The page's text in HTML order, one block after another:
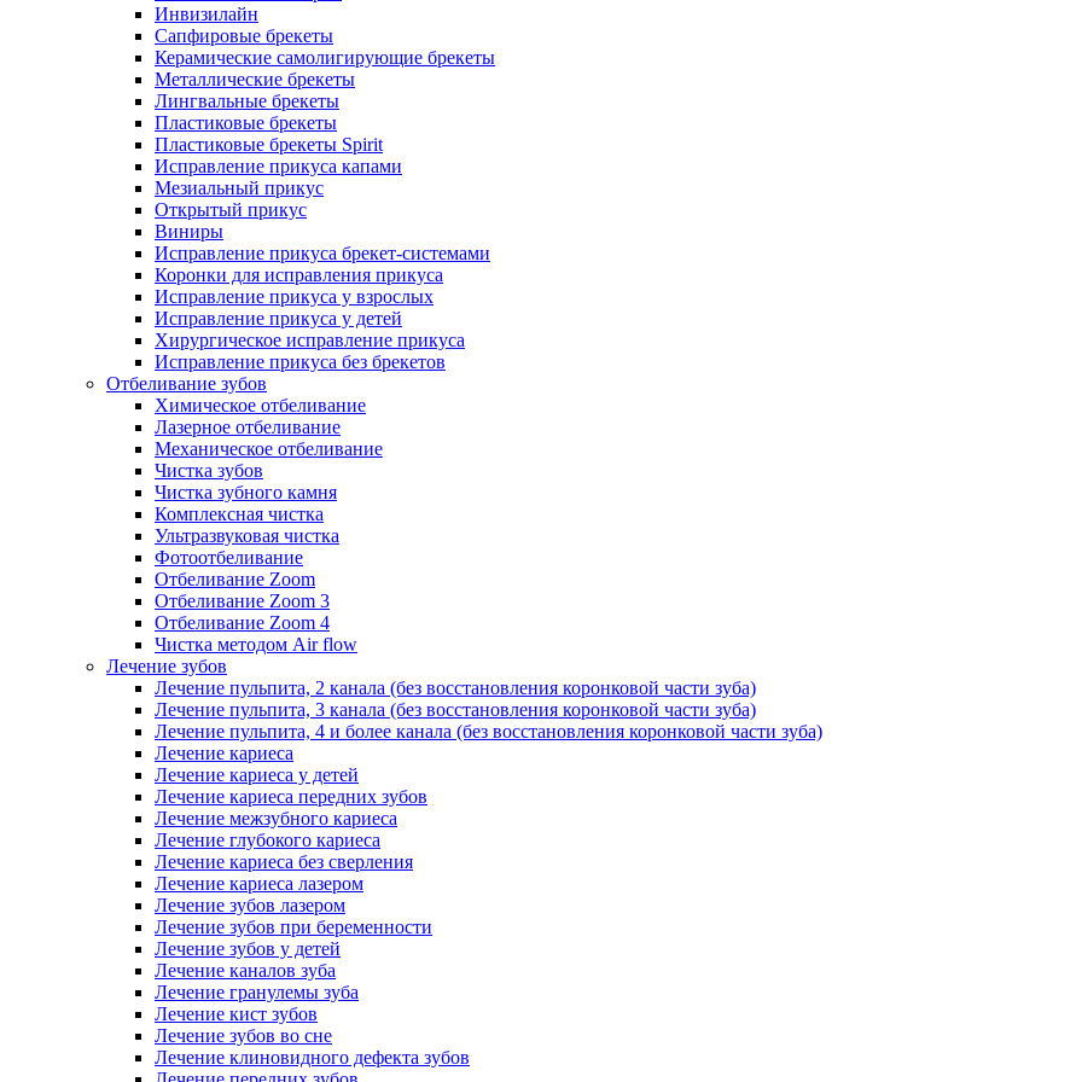
Инвизилайн
Сапфировые брекеты
Керамические самолигирующие брекеты
Металлические брекеты
Лингвальные брекеты
Пластиковые брекеты
Пластиковые брекеты Spirit
Исправление прикуса капами
Мезиальный прикус
Открытый прикус
Виниры
Исправление прикуса брекет-системами
Коронки для исправления прикуса
Исправление прикуса у взрослых
Исправление прикуса у детей
Хирургическое исправление прикуса
Исправление прикуса без брекетов
Отбеливание зубов
Химическое отбеливание
Лазерное отбеливание
Механическое отбеливание
Чистка зубов
Чистка зубного камня
Комплексная чистка
Ультразвуковая чистка
Фотоотбеливание
Отбеливание Zoom
Отбеливание Zoom 3
Отбеливание Zoom 4
Чистка методом Air flow
Лечение зубов
Лечение пульпита, 2 канала (без восстановления коронковой части зуба)
Лечение пульпита, 3 канала (без восстановления коронковой части зуба)
Лечение пульпита, 4 и более канала (без восстановления коронковой части зуба)
Лечение кариеса
Лечение кариеса у детей
Лечение кариеса передних зубов
Лечение межзубного кариеса
Лечение глубокого кариеса
Лечение кариеса без сверления
Лечение кариеса лазером
Лечение зубов лазером
Лечение зубов при беременности
Лечение зубов у детей
Лечение каналов зуба
Лечение гранулемы зуба
Лечение кист зубов
Лечение зубов во сне
Лечение клиновидного дефекта зубов